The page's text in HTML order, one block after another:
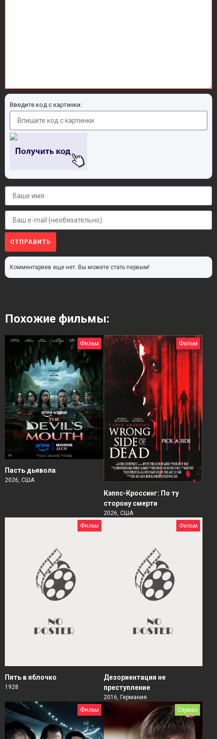
Введите код с картинки:
ОТПРАВИТЬ
Комментариев еще нет. Вы можете стать первым!
Похожие фильмы:
Фильм
Пасть дьявола
2026, США
Фильм
Кэппс-Кроссинг: По ту
сторону смерти
2026, США
Фильм
Пять в яблочко
1928
Фильм
Дезориентация не
преступление
2016, Германия
Фильм
Сериал